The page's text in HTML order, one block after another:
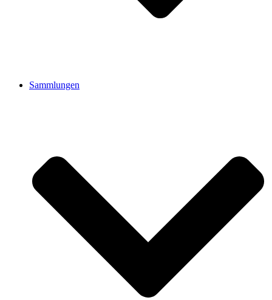
Sammlungen